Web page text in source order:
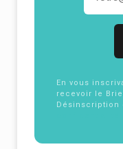
En vous
recevoir le
Désinscription